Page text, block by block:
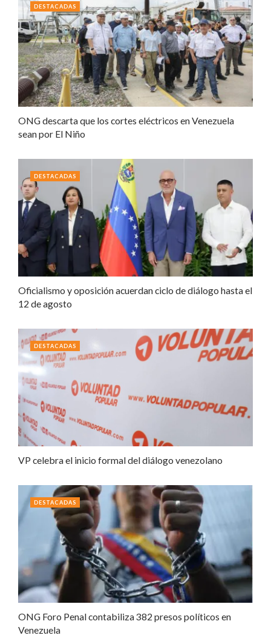
ONG descarta que los cortes eléctricos en Venezuela
sean por El Niño
DESTACADAS
Oficialismo y oposición acuerdan ciclo de diálogo hasta el
12 de agosto
DESTACADAS
VP celebra el inicio formal del diálogo venezolano
DESTACADAS
ONG Foro Penal contabiliza 382 presos políticos en
Venezuela
DESTACADAS